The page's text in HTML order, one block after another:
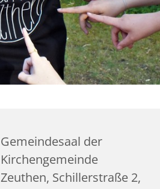
Gemeindesaal der
Kirchengemeinde
Zeuthen, Schillerstraße 2,